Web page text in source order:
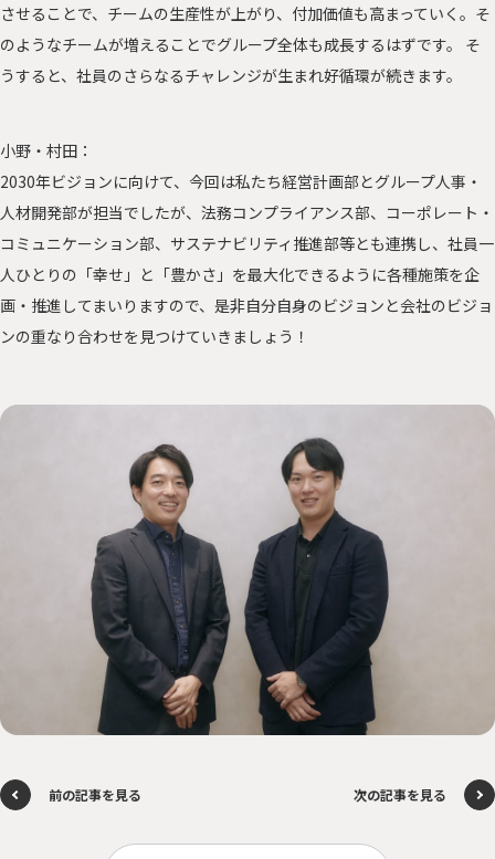
させることで、チームの生産性が上がり、付加価値も高まっていく。そ
のようなチームが増えることでグループ全体も成長するはずです。 そ
うすると、社員のさらなるチャレンジが生まれ好循環が続きます。
小野・村田：
2030年ビジョンに向けて、今回は私たち経営計画部とグループ人事・
人材開発部が担当でしたが、法務コンプライアンス部、コーポレート・
コミュニケーション部、サステナビリティ推進部等とも連携し、社員一
人ひとりの「幸せ」と「豊かさ」を最大化できるように各種施策を企
画・推進してまいりますので、是非自分自身のビジョンと会社のビジョ
ンの重なり合わせを見つけていきましょう！
前の記事を見る 次の記事を見る